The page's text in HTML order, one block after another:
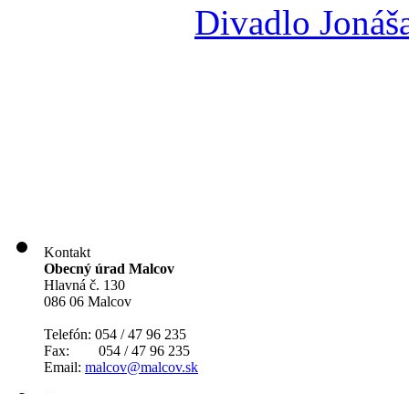
Divadlo
Kontakt
Obecný úrad Malcov
Hlavná č. 130
086 06 Malcov
Telefón: 054 / 47 96 235
Fax: 054 / 47 96 235
Email: malcov@malcov.sk